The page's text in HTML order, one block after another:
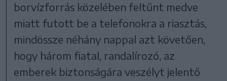
borvízforrás közelében feltűnt medve
miatt futott be a telefonokra a riasztás,
mindössze néhány nappal azt követően,
hogy három fiatal, randalírozó, az
emberek biztonságára veszélyt jelentő